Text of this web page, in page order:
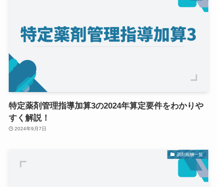
特定薬剤管理指導加算3の2024年算定要件をわかりや
すく解説！
2024年9月7日
調剤報酬一覧